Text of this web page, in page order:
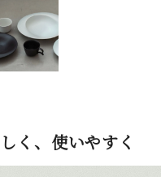
く、使いやすく